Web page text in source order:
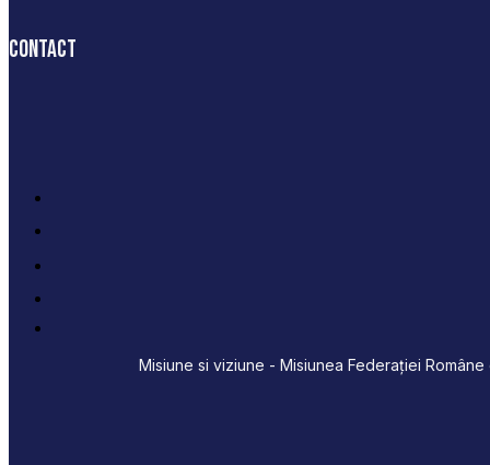
Contact
Misiune si viziune - Misiunea Federației